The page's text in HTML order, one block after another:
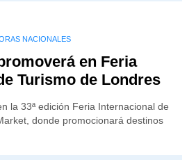
NACIONALES
en Feria
Turismo de Londres
la 33ª edición Feria Internacional de
donde promocionará destinos